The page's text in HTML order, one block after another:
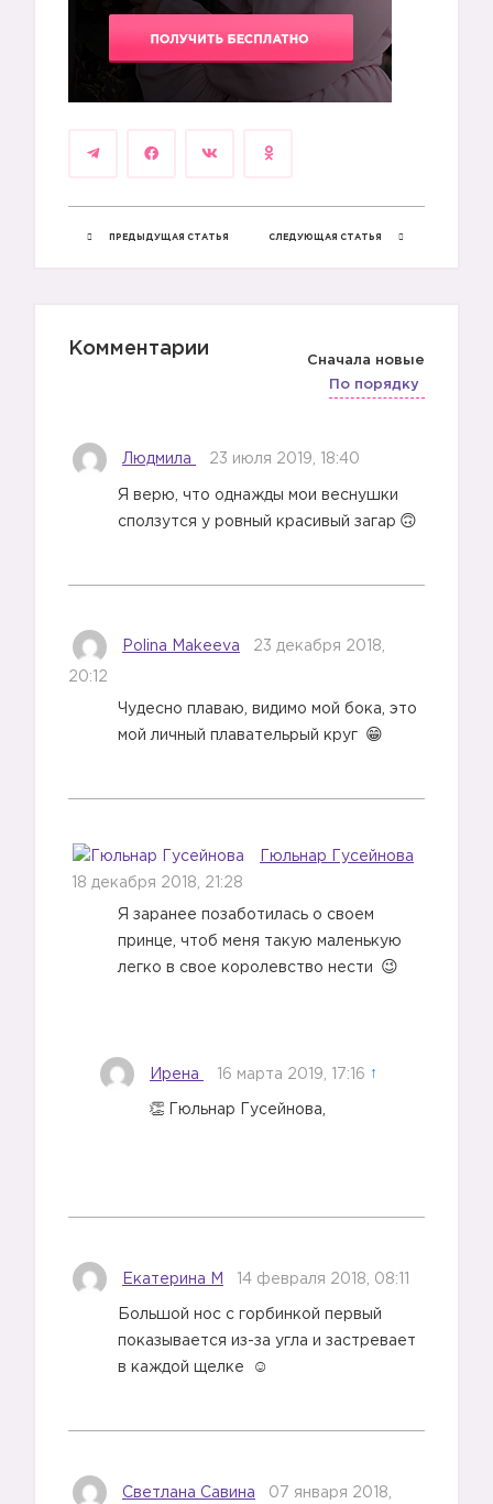
ПРЕДЫДУЩАЯ СТАТЬЯ СЛЕДУЮЩАЯ СТАТЬЯ
Комментарии
Сначала новые
По порядку
Людмила 23 июля 2019, 18:40
Я верю, что однажды мои веснушки
сползутся у ровный красивый загар
Polina Makeeva 23 декабря 2018,
20:12
Чудесно плаваю, видимо мой бока, это
мой личный плавательрый круг
Гюльнар Гусейнова
18 декабря 2018, 21:28
Я заранее позаботилась о своем
принце, чтоб меня такую маленькую
легко в свое королевство нести
Ирена 16 марта 2019, 17:16 ↑
Гюльнар Гусейнова,
Екатерина М 14 февраля 2018, 08:11
Большой нос с горбинкой первый
показывается из-за угла и застревает
в каждой щелке
Светлана Савина 07 января 2018,